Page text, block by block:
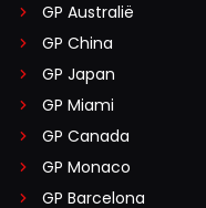
Grandmasterk
6 maart 2020 21:29
Ik hoop dat Red
Mercedes weer
een moeilijk
GP Australië
GP China
GP Japan
GP Miami
GP Canada
GP Monaco
GP Barcelona